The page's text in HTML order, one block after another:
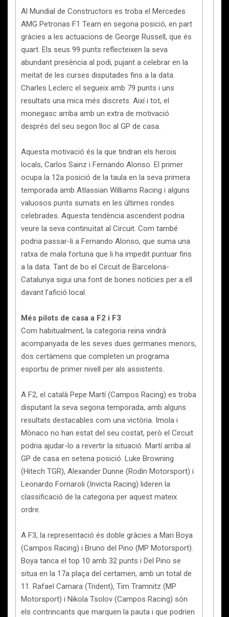
Al Mundial de Constructors es troba el Mercedes
AMG Petronas F1 Team en segona posició, en part
gràcies a les actuacions de George Russell, que és
quart. Els seus 99 punts reflecteixen la seva
abundant presència al podi, pujant a celebrar en la
meitat de les curses disputades fins a la data.
Charles Leclerc el segueix amb 79 punts i uns
resultats una mica més discrets. Així i tot, el
monegasc arriba amb un extra de motivació
després del seu segon lloc al GP de casa.
Aquesta motivació és la que tindran els herois
locals, Carlos Sainz i Fernando Alonso. El primer
ocupa la 12a posició de la taula en la seva primera
temporada amb Atlassian Williams Racing i alguns
valuosos punts sumats en les últimes rondes
celebrades. Aquesta tendència ascendent podria
veure la seva continuïtat al Circuit. Com també
podria passar-li a Fernando Alonso, que suma una
ratxa de mala fortuna que li ha impedit puntuar fins
a la data. Tant de bo el Circuit de Barcelona-
Catalunya sigui una font de bones notícies per a ell
davant l’afició local.
Més pilots de casa a F2 i F3
Com habitualment, la categoria reina vindrà
acompanyada de les seves dues germanes menors,
dos certàmens que completen un programa
esportiu de primer nivell per als assistents.
A F2, el català Pepe Martí (Campos Racing) es troba
disputant la seva segona temporada, amb alguns
resultats destacables com una victòria. Imola i
Mònaco no han estat del seu costat, però el Circuit
podria ajudar-lo a revertir la situació. Martí arriba al
GP de casa en setena posició. Luke Browning
(Hitech TGR), Alexander Dunne (Rodin Motorsport) i
Leonardo Fornaroli (Invicta Racing) lideren la
classificació de la categoria per aquest mateix
ordre.
A F3, la representació és doble gràcies a Mari Boya
(Campos Racing) i Bruno del Pino (MP Motorsport).
Boya tanca el top 10 amb 32 punts i Del Pino se
situa en la 17a plaça del certamen, amb un total de
11. Rafael Camara (Trident), Tim Tramnitz (MP
Motorsport) i Nikola Tsolov (Campos Racing) són
els contrincants que marquen la pauta i que podrien